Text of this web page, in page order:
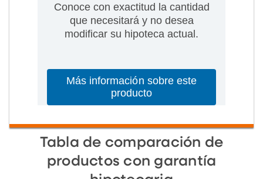
Conoce con exactitud la cantidad
que necesitará y no desea
modificar su hipoteca actual.
Más información sobre este
producto
Tabla de comparación de
productos con garantía